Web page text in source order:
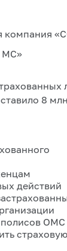
действий
ОМС
компания
МС»
8